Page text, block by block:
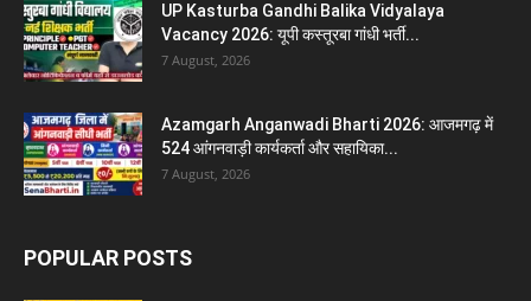
UP Kasturba Gandhi Balika Vidyalaya
Vacancy 2026: यूपी कस्तूरबा गांधी भर्ती...
7 August, 2026
Azamgarh Anganwadi Bharti 2026: आजमगढ़ में
524 आंगनवाड़ी कार्यकर्ता और सहायिका...
7 August, 2026
POPULAR POSTS